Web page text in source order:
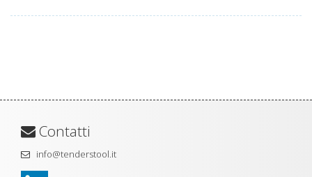
Contatti
info@tenderstool.it